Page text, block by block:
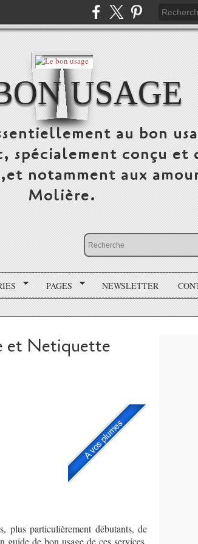
USAGE
au bon
spécialement conçu et
notamment aux
Molière.
PAGES NEWSLETTER
et Netiquette
plus particulièrement débutants, de
de bon usage de ces services.